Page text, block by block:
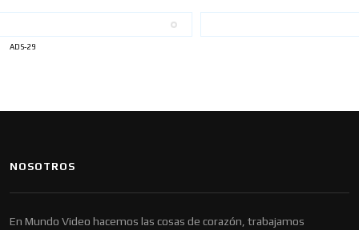
ADS-29
NOSOTROS
En Mundo Video hacemos las cosas de corazón, trabajamos